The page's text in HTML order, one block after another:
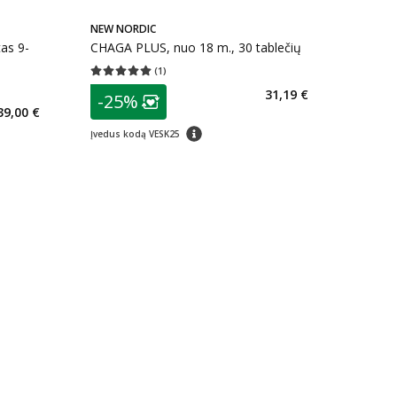
9-
€
NEW NORDIC
CHAGA PLUS, nuo 18 m., 30 tablečių
(1)
Vidutinis įvertinimas 5.00
patarimas
Lojalumo klubo narių nuolaida
-25%
Įvedus kodą VESK25 patarimas
31,19 €